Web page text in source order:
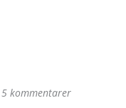
5 kommentarer